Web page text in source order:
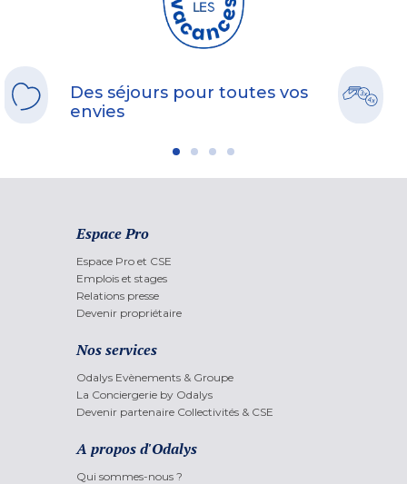
Des séjours pour toutes vos
envies
Espace Pro
Espace Pro et CSE
Emplois et stages
Relations presse
Devenir propriétaire
Nos services
Odalys Evènements & Groupe
La Conciergerie by Odalys
Devenir partenaire Collectivités & CSE
A propos d'Odalys
Qui sommes-nous ?